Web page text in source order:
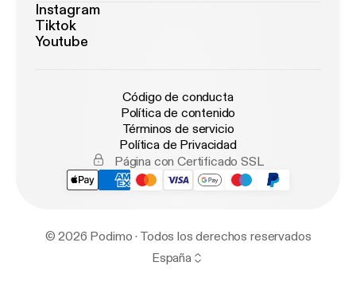
Instagram
Tiktok
Youtube
Código de conducta
Política de contenido
Términos de servicio
Política de Privacidad
Página con Certificado SSL
© 2026 Podimo · Todos los derechos reservados
España